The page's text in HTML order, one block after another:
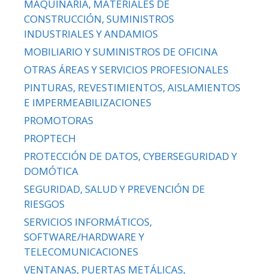
MAQUINARIA, MATERIALES DE
CONSTRUCCIÓN, SUMINISTROS
INDUSTRIALES Y ANDAMIOS
MOBILIARIO Y SUMINISTROS DE OFICINA
OTRAS ÁREAS Y SERVICIOS PROFESIONALES
PINTURAS, REVESTIMIENTOS, AISLAMIENTOS
E IMPERMEABILIZACIONES
PROMOTORAS
PROPTECH
PROTECCIÓN DE DATOS, CYBERSEGURIDAD Y
DOMÓTICA
SEGURIDAD, SALUD Y PREVENCIÓN DE
RIESGOS
SERVICIOS INFORMÁTICOS,
SOFTWARE/HARDWARE Y
TELECOMUNICACIONES
VENTANAS, PUERTAS METÁLICAS,